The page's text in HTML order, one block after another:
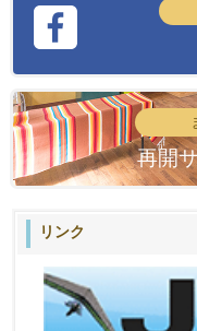
再開
リンク